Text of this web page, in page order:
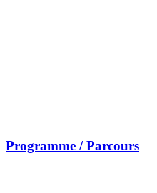
Programme / Parcours